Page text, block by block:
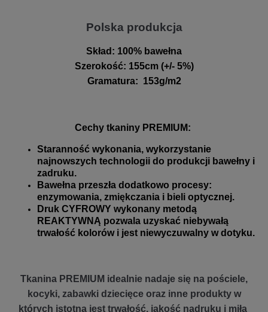
Polska produkcja
Skład: 100% bawełna
Szerokość: 155cm (+/- 5%)
Gramatura: 153g/m2
Cechy tkaniny PREMIUM:
Staranność wykonania, wykorzystanie
najnowszych technologii do produkcji bawełny i
zadruku.
Bawełna przeszła dodatkowo procesy:
enzymowania, zmiękczania i bieli optycznej.
Druk CYFROWY wykonany metodą
REAKTYWNĄ pozwala uzyskać niebywałą
trwałość kolorów i jest niewyczuwalny w dotyku.
Tkanina PREMIUM idealnie nadaje się na pościele,
kocyki, zabawki dziecięce oraz inne produkty w
których istotna jest trwałość, jakość nadruku i miła